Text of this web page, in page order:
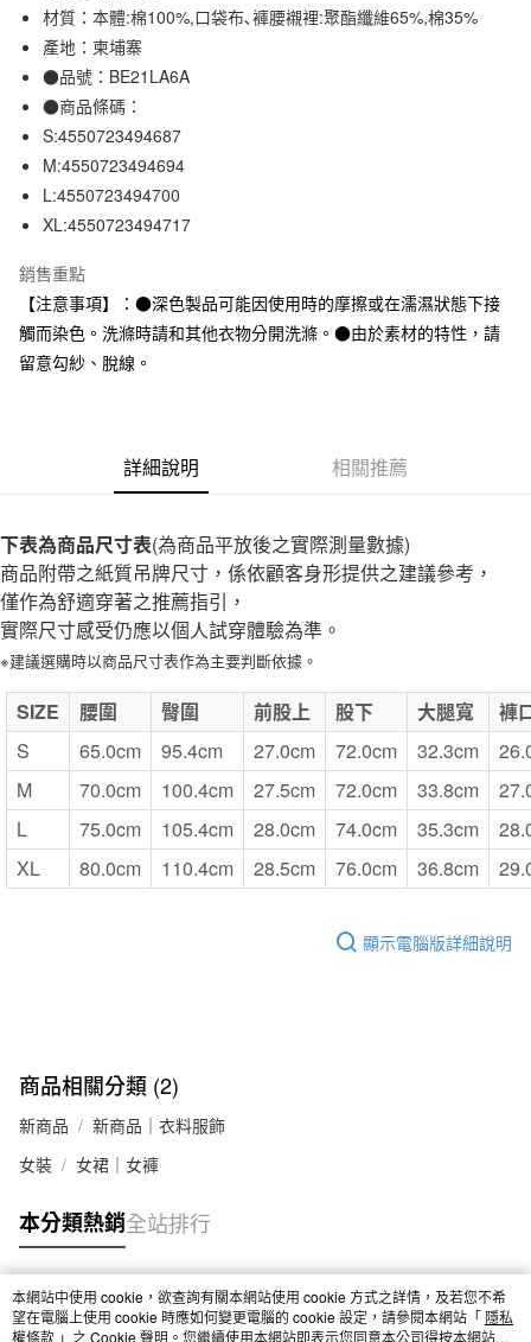
合作金庫商業銀行
第一商業銀行
華南商業銀行
上海商業儲蓄銀行
臺灣中小企業銀行
匯豐（台灣）商業銀行
聯邦商業銀行
元大商業銀行
玉山商業銀行
台灣樂天信用卡公司
超商取貨付款
LINE Pay
Apple Pay
街口支付
悠遊付
全家取貨付款
每筆NT$65，滿NT$1,000(含以上)免運費
付款後全家取貨
每筆NT$65，滿NT$1,000(含以上)免運費
每筆NT$65，滿NT$1,000(含以上)免運費
宅配
每筆NT$150，滿NT$2,000(含以上)免運費
免運費
材質：本體:棉100%,口袋布､褲腰襯裡:聚酯纖維65%,棉35%
產地：柬埔寨
●品號：BE21LA6A
●商品條碼：
S:4550723494687
M:4550723494694
L:4550723494700
XL:4550723494717
銷售重點
【注意事項】：●深色製品可能因使用時的摩擦或在濡濕狀態下接
觸而染色。洗滌時請和其他衣物分開洗滌。●由於素材的特性，請
留意勾紗、脫線。
詳細說明 相關推薦
下表為商品尺寸表(為商品平放後之實際測量數據)
商品附帶之紙質吊牌尺寸，係依顧客身形提供之建議參考，
僅作為舒適穿著之推薦指引，
實際尺寸感受仍應以個人試穿體驗為準。
※建議選購時以商品尺寸表作為主要判斷依據。
SIZE 腰圍 臀圍 前股上 股下 大腿寬
褲
S
65.0cm 95.4cm 27.0cm 72.0cm 32.3cm
M
70.0cm 100.4cm 27.5cm 72.0cm 33.8cm
L
75.0cm 105.4cm 28.0cm 74.0cm 35.3cm
XL
80.0cm 110.4cm 28.5cm 76.0cm 36.8cm
顯示電腦版詳細說明
商品相關分類 (2)
新商品
新商品｜衣料服飾
女裝
女裙｜女褲
本分類熱銷全站排行
熱門標籤
本網站中使用 cookie，欲查詢有關本網站使用 cookie 方式之詳情，及若您不希
望在電腦上使用 cookie 時應如何變更電腦的 cookie 設定，請參閱本網站「 隱私
權條款 」之 Cookie 聲明。您繼續使用本網站即表示您同意本公司得按本網站使